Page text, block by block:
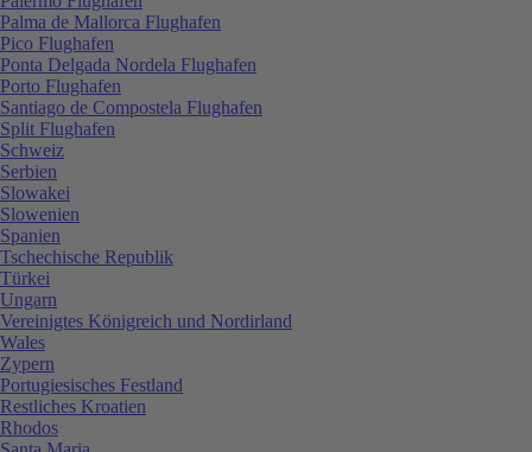
Palma de Mallorca Flughafen
Pico Flughafen
Ponta Delgada Nordela Flughafen
Porto Flughafen
Santiago de Compostela Flughafen
Split Flughafen
Schweiz
Serbien
Slowakei
Slowenien
Spanien
Tschechische Republik
Türkei
Ungarn
Vereinigtes Königreich und Nordirland
Wales
Zypern
Portugiesisches Festland
Restliches Kroatien
Rhodos